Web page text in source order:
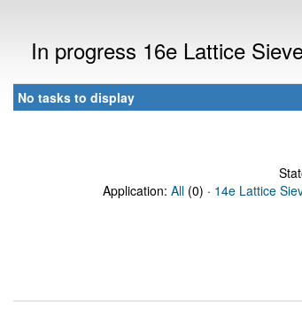
In progress 16e Lattice
No tasks to display
Application: All (0) · 14e Lattice